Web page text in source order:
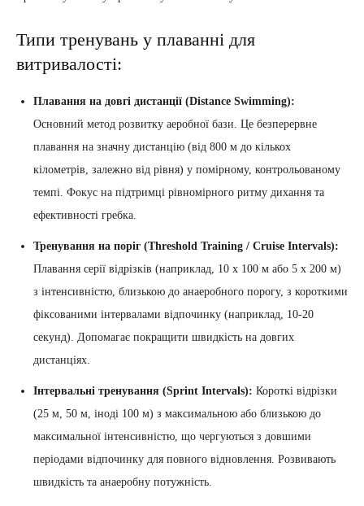
Типи тренувань у плаванні для
витривалості:
Плавання на довгі дистанції (Distance Swimming):
Основний метод розвитку аеробної бази. Це безперервне
плавання на значну дистанцію (від 800 м до кількох
кілометрів, залежно від рівня) у помірному, контрольованому
темпі. Фокус на підтримці рівномірного ритму дихання та
ефективності гребка.
Тренування на поріг (Threshold Training / Cruise Intervals):
Плавання серії відрізків (наприклад, 10 x 100 м або 5 x 200 м)
з інтенсивністю, близькою до анаеробного порогу, з короткими
фіксованими інтервалами відпочинку (наприклад, 10-20
секунд). Допомагає покращити швидкість на довгих
дистанціях.
Інтервальні тренування (Sprint Intervals): Короткі відрізки
(25 м, 50 м, іноді 100 м) з максимальною або близькою до
максимальної інтенсивністю, що чергуються з довшими
періодами відпочинку для повного відновлення. Розвивають
швидкість та анаеробну потужність.